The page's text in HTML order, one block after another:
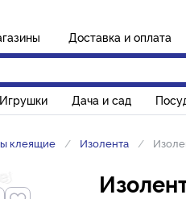
Доставка и оплата
Игрушки Дача и сад
клеящие Изолента